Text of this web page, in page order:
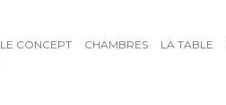
LE CONCEPT CHAMBRES LA TABLE